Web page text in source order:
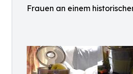
Frauen an einem